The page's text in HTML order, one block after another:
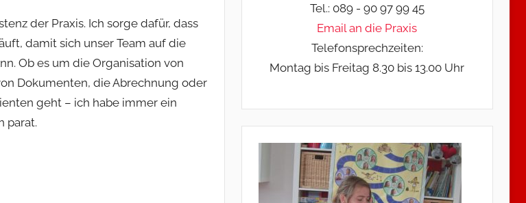
der Praxis. Ich sorge dafür, dass
damit sich unser Team auf die
Ob es um die Organisation von
Dokumenten, die Abrechnung oder
geht – ich habe immer ein
parat.
Tel.: 089 - 90 97 99 45
Email an die Praxis
Telefonsprechzeiten:
Montag bis Freitag 8.30 bis 13.00 Uhr